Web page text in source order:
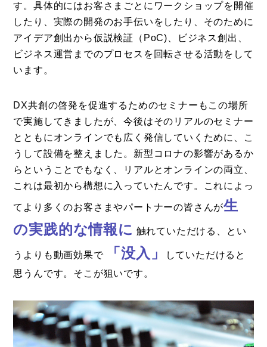
す。具体的にはお客さまごとにワークショップを開催
したり、実際の開発のお手伝いをしたり、そのために
アイデア創出から仮説検証（PoC)、ビジネス創出、
ビジネス運営までのプロセスを回転させる活動をして
います。
DX共創の啓発を促進するためのセミナーもこの場所
で実施してきましたが、今後はそのリアルのセミナー
とともにオンラインでも広く発信していくために、こ
うして設備を整えました。新型コロナの影響があるか
らということでもなく、リアルとオンラインの両立、
これは最初から構想に入っていたんです。これによっ
てより多くのお客さまやパートナーの皆さんが生
の実践的な情報に 触れていただける、とい
うよりも動画効果で 「没入」
していただけると
思うんです。そこが狙いです。